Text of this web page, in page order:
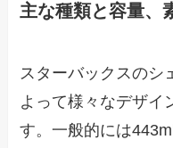
主な種類と容量、
スターバックスのシ
よって様々なデザイ
す。一般的には